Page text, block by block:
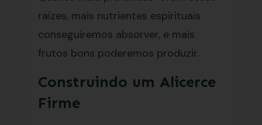
raízes, mais nutrientes espirituais
conseguiremos absorver, e mais
frutos bons poderemos produzir.
Construindo um Alicerce
Firme